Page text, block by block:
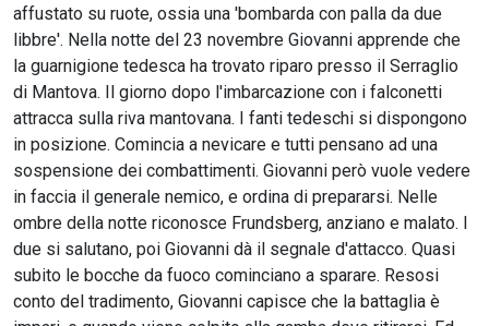
affustato su ruote, ossia una 'bombarda con palla da due
libbre'. Nella notte del 23 novembre Giovanni apprende che
la guarnigione tedesca ha trovato riparo presso il Serraglio
di Mantova. Il giorno dopo l'imbarcazione con i falconetti
attracca sulla riva mantovana. I fanti tedeschi si dispongono
in posizione. Comincia a nevicare e tutti pensano ad una
sospensione dei combattimenti. Giovanni però vuole vedere
in faccia il generale nemico, e ordina di prepararsi. Nelle
ombre della notte riconosce Frundsberg, anziano e malato. I
due si salutano, poi Giovanni dà il segnale d'attacco. Quasi
subito le bocche da fuoco cominciano a sparare. Resosi
conto del tradimento, Giovanni capisce che la battaglia è